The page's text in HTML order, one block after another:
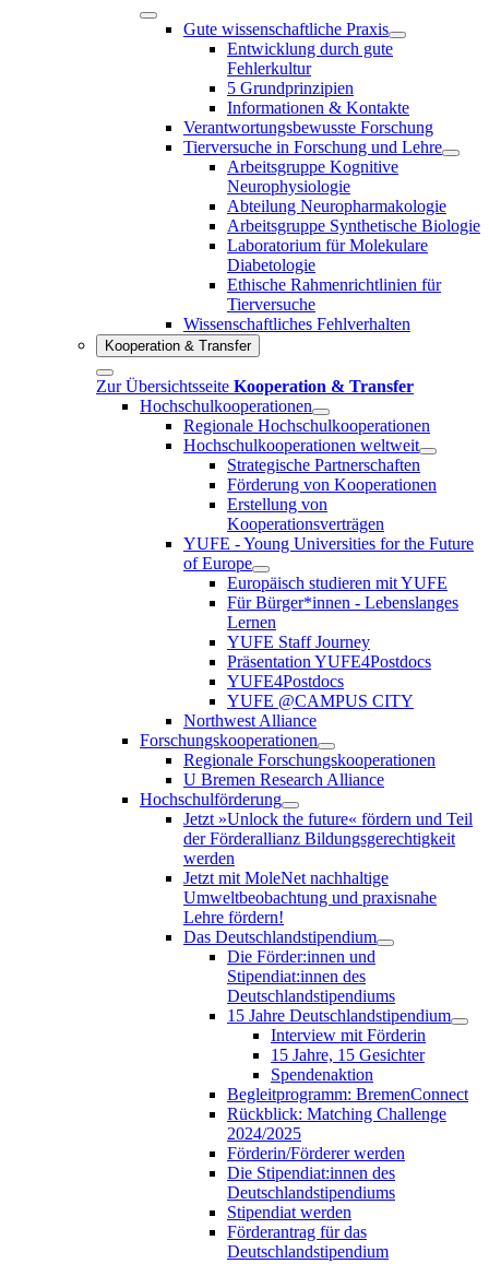
Gute wissenschaftliche Praxis
Entwicklung durch gute
Fehlerkultur
5 Grundprinzipien
Informationen & Kontakte
Verantwortungsbewusste Forschung
Tierversuche in Forschung und Lehre
Arbeitsgruppe Kognitive
Neurophysiologie
Abteilung Neuropharmakologie
Arbeitsgruppe Synthetische Biologie
Laboratorium für Molekulare
Diabetologie
Ethische Rahmenrichtlinien für
Tierversuche
Wissenschaftliches Fehlverhalten
Kooperation & Transfer
Zur Übersichtsseite Kooperation & Transfer
Hochschulkooperationen
Regionale Hochschulkooperationen
Hochschulkooperationen weltweit
Strategische Partnerschaften
Förderung von Kooperationen
Erstellung von
Kooperationsverträgen
YUFE - Young Universities for the Future
of Europe
Europäisch studieren mit YUFE
Für Bürger*innen - Lebenslanges
Lernen
YUFE Staff Journey
Präsentation YUFE4Postdocs
YUFE4Postdocs
YUFE @CAMPUS CITY
Northwest Alliance
Forschungskooperationen
Regionale Forschungskooperationen
U Bremen Research Alliance
Hochschulförderung
Jetzt »Unlock the future« fördern und Teil
der Förderallianz Bildungsgerechtigkeit
werden
Jetzt mit MoleNet nachhaltige
Umweltbeobachtung und praxisnahe
Lehre fördern!
Das Deutschlandstipendium
Die Förder:innen und
Stipendiat:innen des
Deutschlandstipendiums
15 Jahre Deutschlandstipendium
Interview mit Förderin
15 Jahre, 15 Gesichter
Spendenaktion
Begleitprogramm: BremenConnect
Rückblick: Matching Challenge
2024/2025
Förderin/Förderer werden
Die Stipendiat:innen des
Deutschlandstipendiums
Stipendiat werden
Förderantrag für das
Deutschlandstipendium